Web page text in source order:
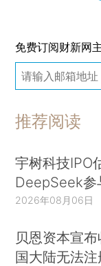
免费订阅财新网
推荐阅读
宇树科技IPO
DeepSeek参
2026年08月06日
贝恩资本宣
国大陆无法